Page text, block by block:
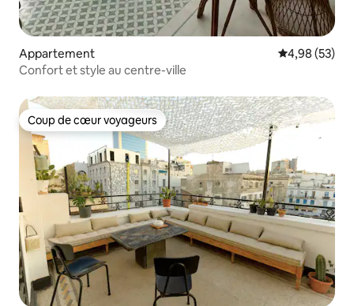
Appartement Évaluation
4,98 (53)
Confort et style au centre-ville
Coup de cœur voyageurs
Coup de cœur voyageurs